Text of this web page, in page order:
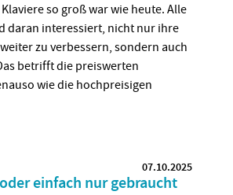
so groß war wie heute. Alle
daran interessiert, nicht nur ihre
zu verbessern, sondern auch
betrifft die preiswerten
wie die hochpreisigen
07.10.2025
einfach nur gebraucht